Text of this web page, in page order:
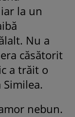
la un
Nu a
căsătorit
a trăit o
nebun.